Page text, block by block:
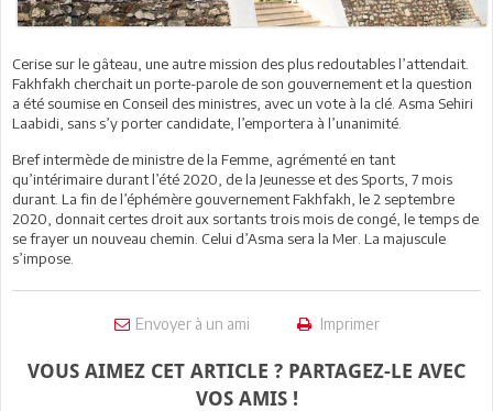
Cerise sur le gâteau, une autre mission des plus redoutables l’attendait.
Fakhfakh cherchait un porte-parole de son gouvernement et la question
a été soumise en Conseil des ministres, avec un vote à la clé. Asma Sehiri
Laabidi, sans s’y porter candidate, l’emportera à l’unanimité.
Bref intermède de ministre de la Femme, agrémenté en tant
qu’intérimaire durant l’été 2020, de la Jeunesse et des Sports, 7 mois
durant. La fin de l’éphémère gouvernement Fakhfakh, le 2 septembre
2020, donnait certes droit aux sortants trois mois de congé, le temps de
se frayer un nouveau chemin. Celui d’Asma sera la Mer. La majuscule
s’impose.
Envoyer à un ami Imprimer
VOUS AIMEZ CET ARTICLE ? PARTAGEZ-LE AVEC
VOS AMIS !